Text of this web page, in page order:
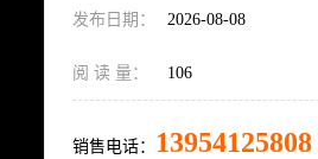
发布日期： 2026-08-08
阅 读 量： 106
销售电话： 13954125808